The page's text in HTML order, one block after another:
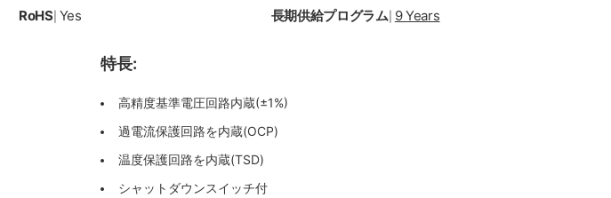
RoHS| Yes 長期供給プログラム| 9 Years
特長:
高精度基準電圧回路内蔵(±1%)
過電流保護回路を内蔵(OCP)
温度保護回路を内蔵(TSD)
シャットダウンスイッチ付